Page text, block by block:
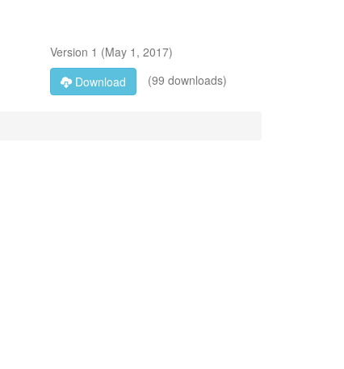
Version 1 (May 1, 2017)
Download
(99 downloads)